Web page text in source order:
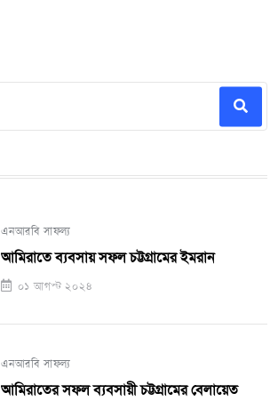
এনআরবি সাফল্য
আমিরাতে ব্যবসায় সফল চট্টগ্রামের ইমরান
০১ আগস্ট ২০২৪
এনআরবি সাফল্য
আমিরাতের সফল ব্যবসায়ী চট্টগ্রামের বেলায়েত